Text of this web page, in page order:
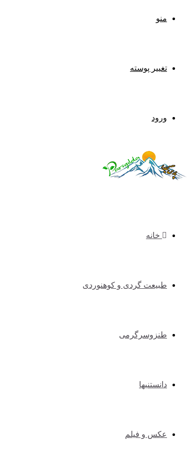
منو
تغییر پوسته
ورود
خانه
طبیعت گردی و کوهنوردی
طنزوسرگرمی
دانستنیها
عکس و فیلم